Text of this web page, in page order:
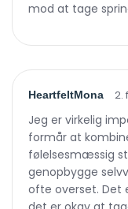
mod at tage
HeartfeltMona 2.
Jeg er virkelig
formår at
følelsesmæssig
genopbygge
ofte overset. Det